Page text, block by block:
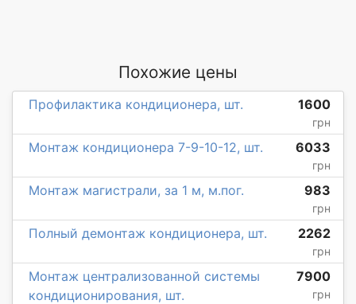
Похожие цены
Профилактика кондиционера, шт. 1600
грн
Монтаж кондиционера 7-9-10-12, шт. 6033
грн
Монтаж магистрали, за 1 м, м.пог. 983
грн
Полный демонтаж кондиционера, шт. 2262
грн
Монтаж централизованной системы
кондиционирования, шт.
7900
грн